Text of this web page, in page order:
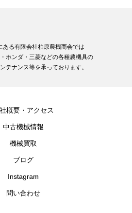
ある有限会社柏原農機商会では
ホンダ・三菱などの各種農機具の
テナンス等を承っております。
概要・アクセス
中古機械情報
機械買取
ブログ
Instagram
問い合わせ